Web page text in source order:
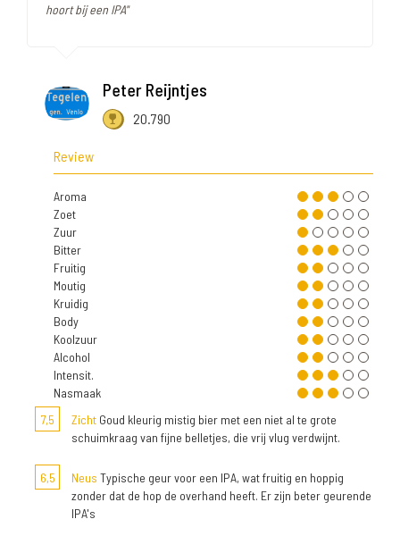
hoort bij een IPA"
Peter Reijntjes
20.790
Review
Aroma
Zoet
Zuur
Bitter
Fruitig
Moutig
Kruidig
Body
Koolzuur
Alcohol
Intensit.
Nasmaak
7,5
Zicht Goud kleurig mistig bier met een niet al te grote
schuimkraag van fijne belletjes, die vrij vlug verdwijnt.
6,5 Neus Typische geur voor een IPA, wat fruitig en hoppig
zonder dat de hop de overhand heeft. Er zijn beter geurende
IPA's